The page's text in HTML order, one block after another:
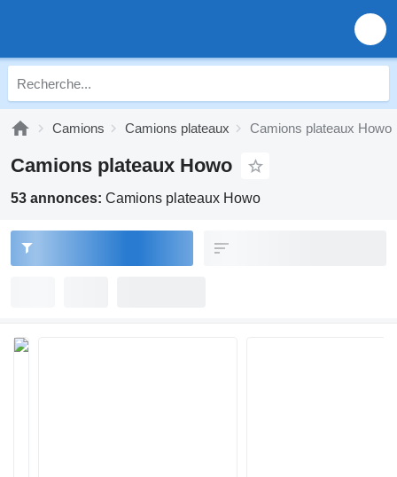
Camions Camions plateaux Camions plateaux Howo
Camions plateaux Howo
53 annonces: Camions plateaux Howo